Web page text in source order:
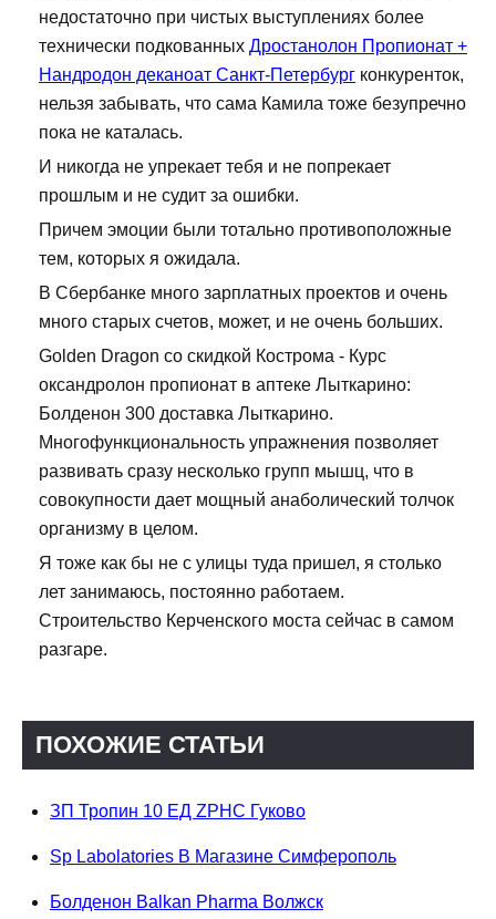
недостаточно при чистых выступлениях более
технически подкованных Дростанолон Пропионат +
Нандродон деканоат Санкт-Петербург конкуренток,
нельзя забывать, что сама Камила тоже безупречно
пока не каталась.
И никогда не упрекает тебя и не попрекает
прошлым и не судит за ошибки.
Причем эмоции были тотально противоположные
тем, которых я ожидала.
В Сбербанке много зарплатных проектов и очень
много старых счетов, может, и не очень больших.
Golden Dragon со скидкой Кострома - Курс
оксандролон пропионат в аптеке Лыткарино:
Болденон 300 доставка Лыткарино.
Многофункциональность упражнения позволяет
развивать сразу несколько групп мышц, что в
совокупности дает мощный анаболический толчок
организму в целом.
Я тоже как бы не с улицы туда пришел, я столько
лет занимаюсь, постоянно работаем.
Строительство Керченского моста сейчас в самом
разгаре.
ПОХОЖИЕ СТАТЬИ
ЗП Тропин 10 ЕД ZPHC Гуково
Sp Labolatories В Магазине Симферополь
Болденон Balkan Pharma Волжск